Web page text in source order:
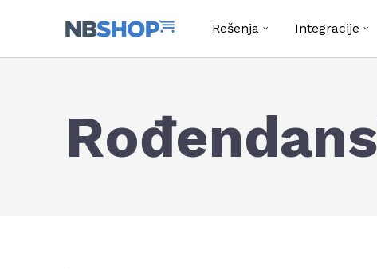
Rešenja Integracije